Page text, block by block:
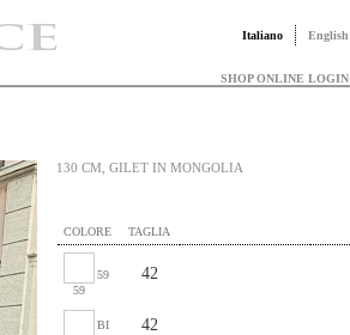
Italiano English
SHOP ONLINE LOGIN
130 CM, GILET IN MONGOLIA
COLORE TAGLIA
59
59 42
BI 42